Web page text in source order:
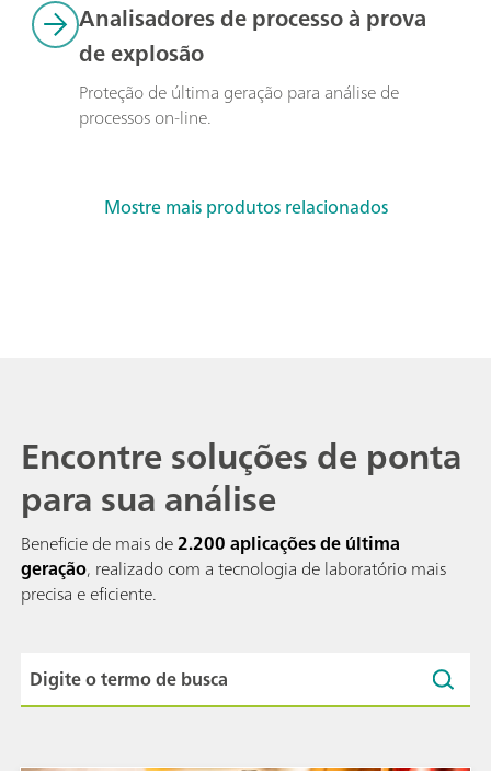
Analisadores de processo à prova
de explosão
Proteção de última geração para análise de
processos on-line.
Mostre mais produtos relacionados
Encontre soluções de ponta
para sua análise
Beneficie de mais de2.200 aplicações de última
geração, realizado com a tecnologia de laboratório mais
precisa e eficiente.